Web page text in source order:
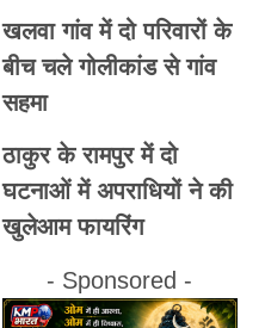
खलवा गांव में दो परिवारों के
बीच चले गोलीकांड से गांव
सहमा
ठाकुर के रामपुर में दो
घटनाओं में अपराधियों ने की
खुलेआम फायरिंग
- Sponsored -